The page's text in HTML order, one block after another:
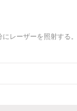
レーザーを照射する。